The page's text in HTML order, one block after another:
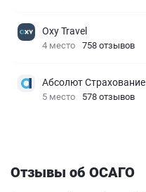
Oxy Travel
4 место 758 отзывов
Абсолют Страхование
5 место 578 отзывов
Отзывы об ОСАГО